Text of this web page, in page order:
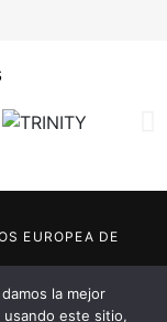
EUROPEA DE
la mejor
este sitio,